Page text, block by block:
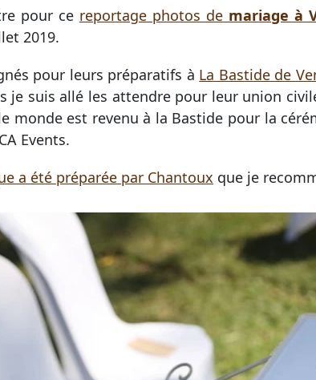
pour ce reportage photos de mariage à
2019.
pour leurs préparatifs à La Bastide de
je suis allé les attendre pour leur union
monde est revenu à la Bastide pour la
Events.
a été préparée par Chantoux que je